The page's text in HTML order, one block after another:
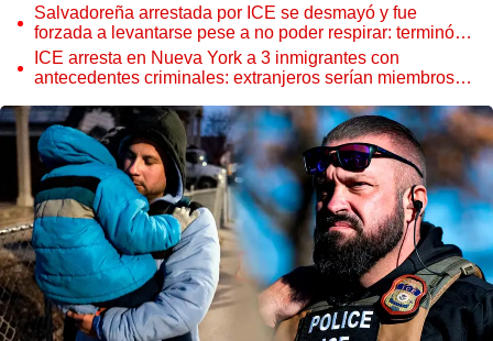
Salvadoreña arrestada por ICE se desmayó y fue
forzada a levantarse pese a no poder respirar: terminó
en hospital de EEUU
ICE arresta en Nueva York a 3 inmigrantes con
antecedentes criminales: extranjeros serían miembros